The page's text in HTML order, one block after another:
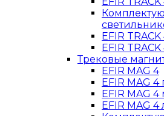
EFIR TRACK
EFIR
Трековые
EFIR MAG 4
EFIR MAG
EFIR MAG 4
EFIR MAG